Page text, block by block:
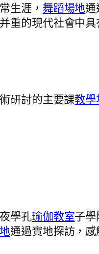
生涯， 舞蹈場地
重的現代社會中
研討的主要課教
學孔瑜伽教室子
通過實地探訪，